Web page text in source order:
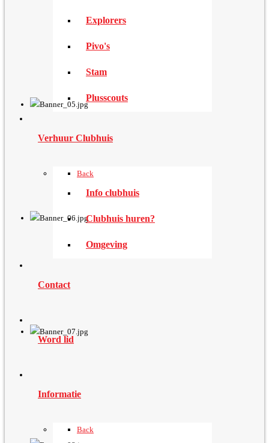
Explorers
Pivo's
Stam
Plusscouts
Verhuur Clubhuis
Back
Info clubhuis
Clubhuis huren?
Omgeving
Contact
Word lid
Informatie
Back